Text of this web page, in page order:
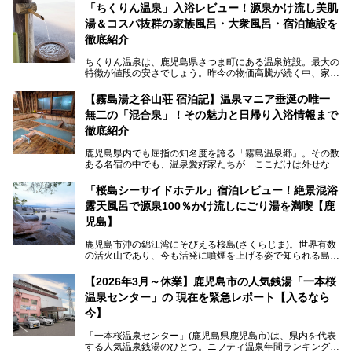
「ちくりん温泉」入浴レビュー！源泉かけ流し美肌
湯＆コスパ抜群の家族風呂・大衆風呂・宿泊施設を
徹底紹介
ちくりん温泉は、鹿児島県さつま町にある温泉施設。最大の
特徴が値段の安さでしょう。昨今の物価高騰が続く中、家族
4,000円～、と驚くべき価格を維持。
さらに、源泉100％かけ流しのツルツル美肌湯を堪能できる
点にも注目すべき。30年以上全国の温泉を巡った筆者の経
験上、穴場中の穴場と言っても決して過言ではありません。
今回は「ちくりん温泉」の家族風呂・大衆風呂・宿泊施設に
ついて、徹底レビューします！
【霧島湯之谷山荘 宿泊記】温泉マニア垂涎の唯一
無二の「混合泉」！その魅力と日帰り入浴情報まで
徹底紹介
鹿児島県内でも屈指の知名度を誇る「霧島温泉郷」。その数
ある名宿の中でも、温泉愛好家たちが「ここだけは外せな
山荘）」です。
最大の魅力は、ここでしか体験できない絶妙なバランスの
「自噴混合泉」。今回は、その極上の湯を心ゆくまで堪能す
べく宿泊し、実際に感じたお湯のちからと宿の魅力を詳しく
レポートします。
また、気軽に立ち寄りたい方のための「日帰り入浴情報」も
併せて解説。温泉マニアをも唸らせる“生きたお湯”の正体に
迫ります。
「桜島シーサイドホテル」宿泊レビュー！絶景混浴
露天風呂で源泉100％かけ流しにごり湯を満喫【鹿
児島】
鹿児島市沖の錦江湾にそびえる桜島(さくらじま)。世界有数
の活火山であり、今も活発に噴煙を上げる姿で知られる島で
ートホテル。最大の魅力が、錦江湾に面した絶景混浴露天風
呂でしょう。源泉100％かけ流しのにごり湯は、多くの温泉
ファンを魅了する存在です。
今回筆者自ら宿泊。桜島シーサイドホテルの“温泉”はじめ、
食事やアクセスなど詳細レビューします。
【2026年3月～休業】鹿児島市の人気銭湯「一本桜
温泉センター」の 現在を緊急レポート【入るなら
今】
「一本桜温泉センター」(鹿児島県鹿児島市)は、県内を代表
する人気温泉銭湯のひとつ。ニフティ温泉年間ランキング2